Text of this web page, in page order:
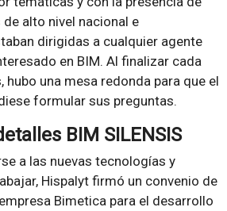
alto nivel nacional e
dirigidas a cualquier agente
en BIM. Al finalizar cada
hubo una mesa redonda para que el
formular sus preguntas.
BIM SILENSIS
a las nuevas tecnologías y
Hispalyt firmó un convenio de
Bimetica para el desarrollo